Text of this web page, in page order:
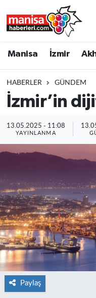
Manisa İzmir
HABERLER GÜNDEM
İzmir’in
13.05.2025 - 11:08
YAYINLANMA
Paylaş
Soma
Resmi İlanlar
Manisa Nöbetçi
Son Dakika
Haber Arşivi